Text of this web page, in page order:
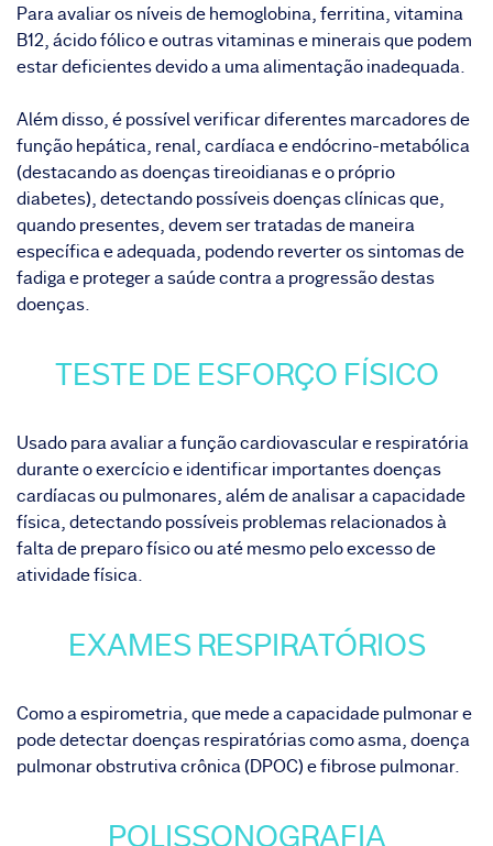
Para avaliar os níveis de hemoglobina, ferritina, vitamina
B12, ácido fólico e outras vitaminas e minerais que podem
estar deficientes devido a uma alimentação inadequada.
Além disso, é possível verificar diferentes marcadores de
função hepática, renal, cardíaca e endócrino-metabólica
(destacando as doenças tireoidianas e o próprio
diabetes), detectando possíveis doenças clínicas que,
quando presentes, devem ser tratadas de maneira
específica e adequada, podendo reverter os sintomas de
fadiga e proteger a saúde contra a progressão destas
doenças.
TESTE DE ESFORÇO FÍSICO
Usado para avaliar a função cardiovascular e respiratória
durante o exercício e identificar importantes doenças
cardíacas ou pulmonares, além de analisar a capacidade
física, detectando possíveis problemas relacionados à
falta de preparo físico ou até mesmo pelo excesso de
atividade física.
EXAMES RESPIRATÓRIOS
Como a espirometria, que mede a capacidade pulmonar e
pode detectar doenças respiratórias como asma, doença
pulmonar obstrutiva crônica (DPOC) e fibrose pulmonar.
POLISSONOGRAFIA